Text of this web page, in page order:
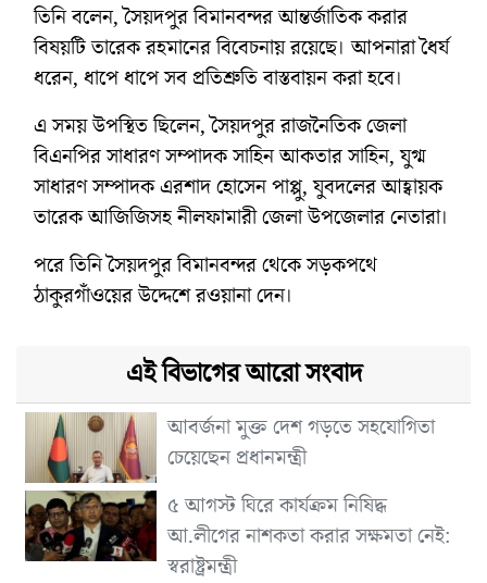
তিনি বলেন, সৈয়দপুর বিমানবন্দর আন্তর্জাতিক করার
বিষয়টি তারেক রহমানের বিবেচনায় রয়েছে। আপনারা ধৈর্য
ধরেন, ধাপে ধাপে সব প্রতিশ্রুতি বাস্তবায়ন করা হবে।
এ সময় উপস্থিত ছিলেন, সৈয়দপুর রাজনৈতিক জেলা
বিএনপির সাধারণ সম্পাদক সাহিন আকতার সাহিন, যুগ্ম
সাধারণ সম্পাদক এরশাদ হোসেন পাপ্পু, যুবদলের আহ্বায়ক
তারেক আজিজিসহ নীলফামারী জেলা উপজেলার নেতারা।
পরে তিনি সৈয়দপুর বিমানবন্দর থেকে সড়কপথে
ঠাকুরগাঁওয়ের উদ্দেশে রওয়ানা দেন।
এই বিভাগের আরো সংবাদ
আবর্জনা মুক্ত দেশ গড়তে সহযোগিতা
চেয়েছেন প্রধানমন্ত্রী
৫ আগস্ট ঘিরে কার্যক্রম নিষিদ্ধ
আ.লীগের নাশকতা করার সক্ষমতা নেই:
স্বরাষ্ট্রমন্ত্রী